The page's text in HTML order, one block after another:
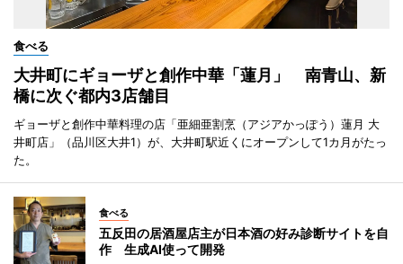
食べる
大井町にギョーザと創作中華「蓮月」 南青山、新
橋に次ぐ都内3店舗目
ギョーザと創作中華料理の店「亜細亜割烹（アジアかっぽう）蓮月 大
井町店」（品川区大井1）が、大井町駅近くにオープンして1カ月がたっ
た。
食べる
五反田の居酒屋店主が日本酒の好み診断サイトを自
作 生成AI使って開発